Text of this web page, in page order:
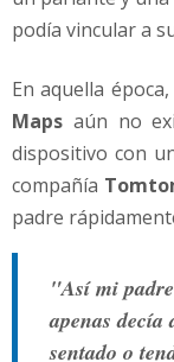
podía vincular a
En aquella
Maps aún no
dispositivo con
compañía
padre
"Así mi
apenas decía
sentado o